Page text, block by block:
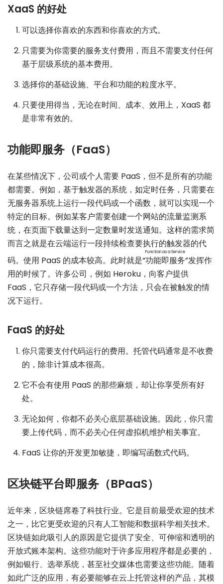
XaaS 的好处
可以选择你喜欢的东西和你喜欢的方式。
只需要为你需要的服务支付费用，而且不需要支付任何
基于层级系统的基本费用。
选择你的基础设施、平台和功能的粒度水平。
只要使用得当，无论在时间、成本、效用上，XaaS 都
是非常有效的。
功能即服务（FaaS）
在某些情况下，公司或个人需要 PaaS，但不是所有的功能
都需要。例如，基于触发器的系统，如定时任务，只需要在
无服务器系统上运行一段代码或一个函数，就可以实现一个
特定的目标。例如某客户需要创建一个网站的流量监测系
统，在页面下载量达到一定数量时发送通知。这样的需求简
而言之就是在云端运行一段持续检查要执行的触发器的代
码。使用 PaaS 的成本较高。此时就是“功能即服务
Function as a Service
”发挥作
用的时候了。许多公司，例如 Heroku，向客户提供
FaaS，它只存储一段代码或一个方法，只会在被触发的情
况下运行。
FaaS 的好处
你只需要支付代码运行的费用。托管代码通常是不收费
的，除非计算成本很高。
它不会有使用 PaaS 的那些麻烦，却让你享受所有好
处。
无论如何，你都不必关心底层基础设施。因此，你只需
要上传代码，而不必关心任何虚拟机维护相关事宜。
FaaS 让你的开发更加敏捷，即编写函数式代码。
区块链平台即服务（BPaaS）
近年来，区块链席卷了科技行业。它是目前最受欢迎的技术
之一，比它更受欢迎的只有人工智能和数据科学相关技术。
区块链如此吸引人的原因是它提供了安全、可伸缩和透明的
开放式账本架构。这些功能对于许多应用程序都是必要的，
例如银行、选举系统，甚至社交媒体也需要这些功能。随着
如此广泛的应用，有必要能够在云上托管这样的产品，其模